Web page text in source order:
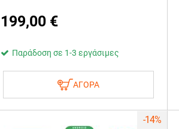
199,00 €
Παράδοση σε 1-3 εργάσιμες
ΑΓΟΡΑ
-14%